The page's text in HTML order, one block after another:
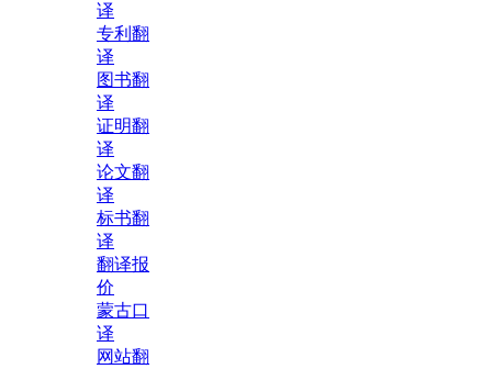
译
专利翻
译
图书翻
译
证明翻
译
论文翻
译
标书翻
译
翻译报
价
蒙古口
译
网站翻